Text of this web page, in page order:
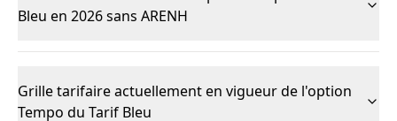
Bleu en 2026 sans ARENH
Grille tarifaire actuellement en vigueur de l'option
Tempo du Tarif Bleu